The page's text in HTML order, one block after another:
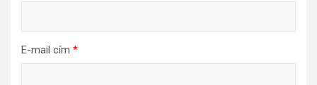
E-mail cím *